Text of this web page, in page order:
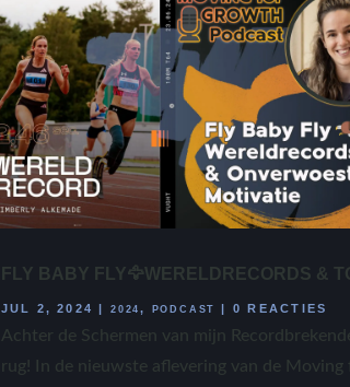
FLY BABY FLY🦅WERELDRECORDS &
JUL 2, 2024 | 2024, PODCAST | 0 REACTIES
Achter de Schermen van mijn
rug! In de nieuwste aflevering van de